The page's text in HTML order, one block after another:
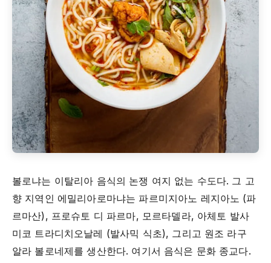
볼로냐는 이탈리아 음식의 논쟁 여지 없는 수도다. 그 고
향 지역인 에밀리아로마냐는 파르미지아노 레지아노 (파
르마산), 프로슈토 디 파르마, 모르타델라, 아체토 발사
미코 트라디치오날레 (발사믹 식초), 그리고 원조 라구
알라 볼로네제를 생산한다. 여기서 음식은 문화 종교다.